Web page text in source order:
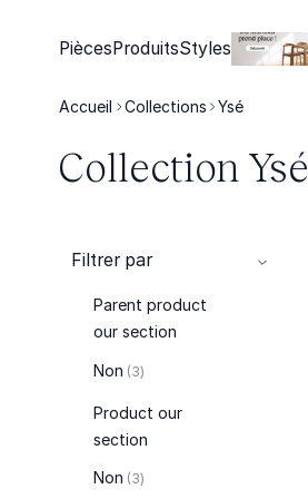
PiècesProduitsStyles
Accueil Collections Ysé
Collection Ysé
Filtrer par
Parent product
our section
Non 3articles
Product our
section
Non 3articles